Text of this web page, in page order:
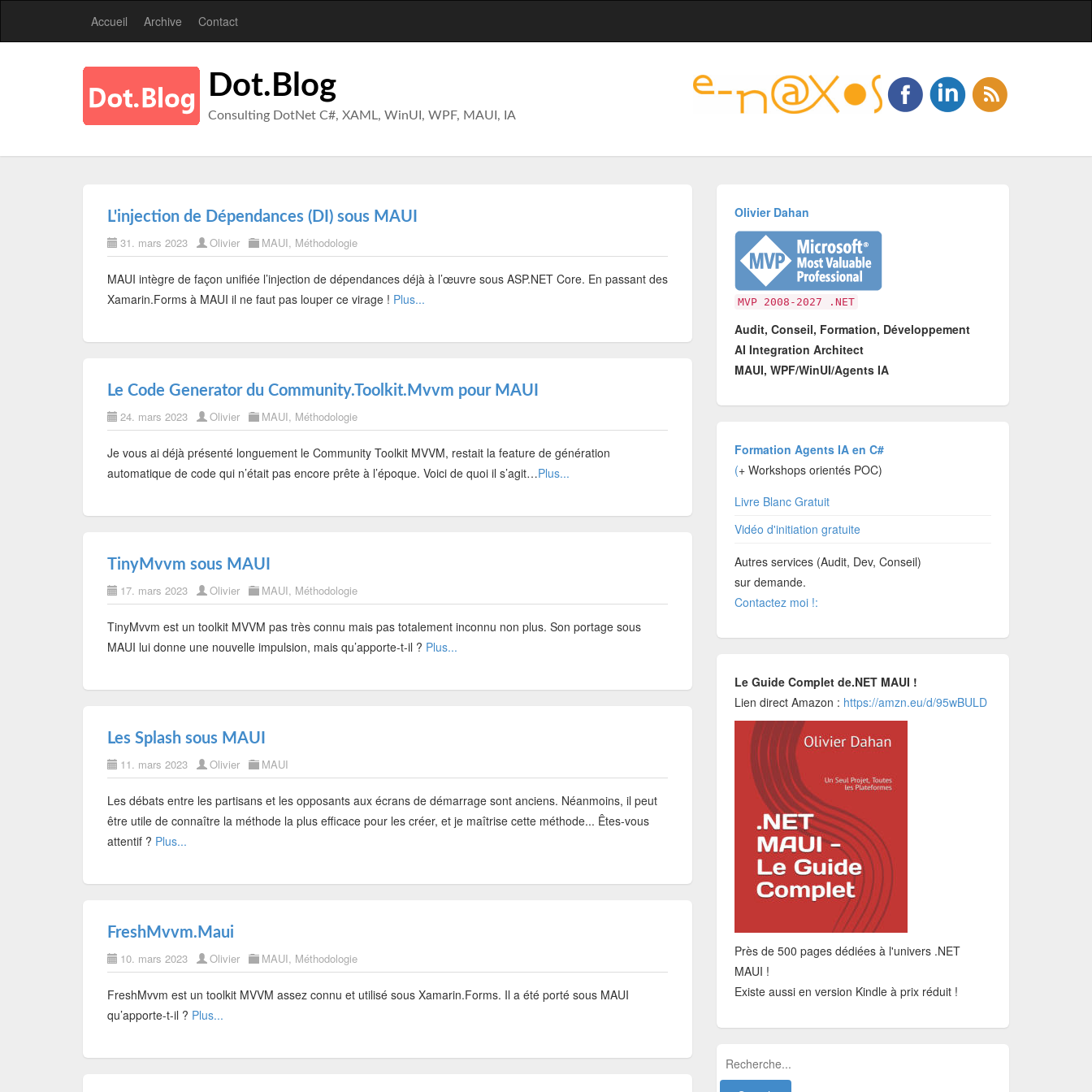
Accueil Archive Contact
Dot.Blog
Consulting DotNet C#, XAML, WinUI, WPF, MAUI, IA
L'injection de Dépendances (DI) sous MAUI
31. mars 2023 Olivier MAUI, Méthodologie
MAUI intègre de façon unifiée l’injection de dépendances déjà à l’œuvre sous ASP.NET Core. En passant des
Xamarin.Forms à MAUI il ne faut pas louper ce virage ! Plus...
Le Code Generator du Community.Toolkit.Mvvm pour MAUI
24. mars 2023 Olivier MAUI, Méthodologie
Je vous ai déjà présenté longuement le Community Toolkit MVVM, restait la feature de génération
automatique de code qui n’était pas encore prête à l’époque. Voici de quoi il s’agit…Plus...
TinyMvvm sous MAUI
17. mars 2023 Olivier MAUI, Méthodologie
TinyMvvm est un toolkit MVVM pas très connu mais pas totalement inconnu non plus. Son portage sous
MAUI lui donne une nouvelle impulsion, mais qu’apporte-t-il ? Plus...
Les Splash sous MAUI
11. mars 2023 Olivier MAUI
Les débats entre les partisans et les opposants aux écrans de démarrage sont anciens. Néanmoins, il peut
être utile de connaître la méthode la plus efficace pour les créer, et je maîtrise cette méthode... Êtes-vous
attentif ? Plus...
FreshMvvm.Maui
10. mars 2023 Olivier MAUI, Méthodologie
FreshMvvm est un toolkit MVVM assez connu et utilisé sous Xamarin.Forms. Il a été porté sous MAUI
qu’apporte-t-il ? Plus...
Olivier Dahan
MVP 2008-2027 .NET
Audit, Conseil, Formation, Développement
AI Integration Architect
MAUI, WPF/WinUI/Agents IA
Formation Agents IA en C#
(+ Workshops orientés POC)
Livre Blanc Gratuit
Vidéo d'initiation gratuite
Autres services (Audit, Dev, Conseil)
sur demande.
Contactez moi !:
Le Guide Complet de.NET MAUI !
Lien direct Amazon : https://amzn.eu/d/95wBULD
Près de 500 pages dédiées à l'univers .NET
MAUI !
Existe aussi en version Kindle à prix réduit !